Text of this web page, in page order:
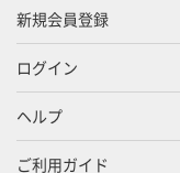
新規会員登録
ログイン
ヘルプ
ご利用ガイド